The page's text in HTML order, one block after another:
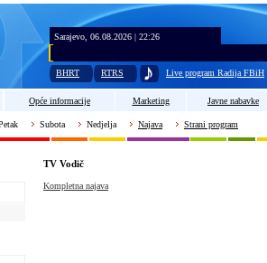
Sarajevo, 06.08.2026 | 22:26
BHRT RTRS Live program Radija FBiH
Opće informacije Marketing Javne nabavke
Subota Nedjelja Najava Strani program
TV Vodič
Kompletna najava